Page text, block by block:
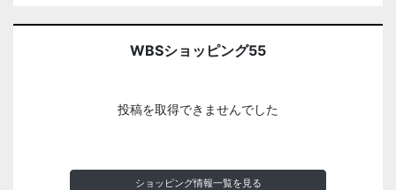
WBSショッピング55
投稿を取得できませんでした
ショッピング情報一覧を見る